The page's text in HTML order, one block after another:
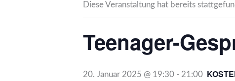
Diese Veranstaltung hat bereits
Teenager-
20. Januar 2025 @ 19:30 - 21:00